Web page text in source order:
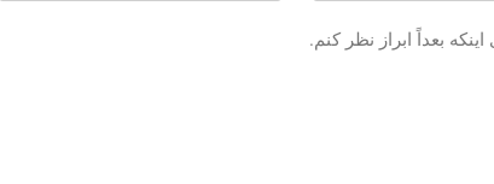
بعداً ابراز نظر کنم.